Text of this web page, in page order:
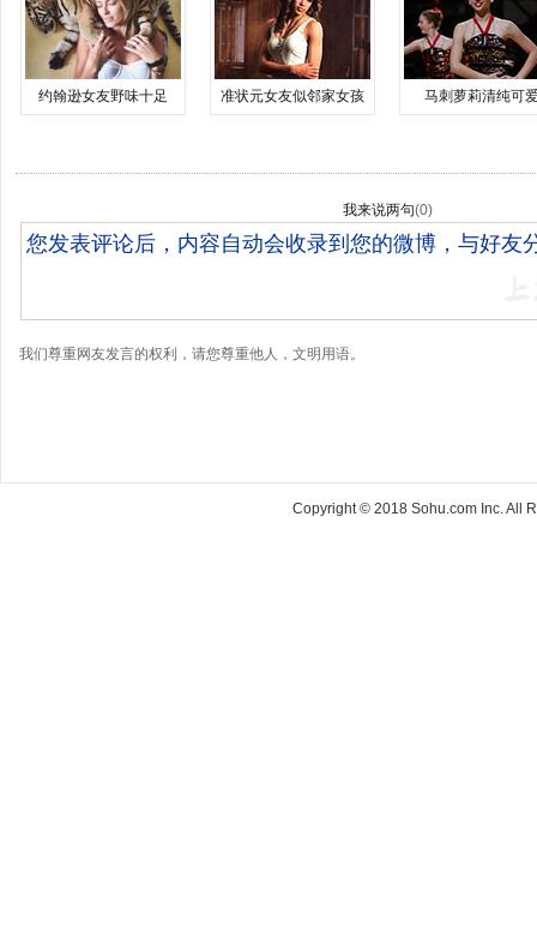
约翰逊女友野味十足 准状元女友似邻家女孩 马刺萝莉清纯可
我来说两句(0)
我们尊重网友发言的权利，请您尊重他人，文明用语。
Copyright © 2018 Sohu.com Inc. All